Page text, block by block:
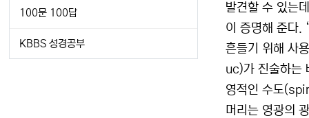
발견할 수 있는
이 증명해 준다.
흔들기 위해 사
uc)가 진술하는
영적인 수도
머리는 영광의
100문 100답
KBBS 성경공부